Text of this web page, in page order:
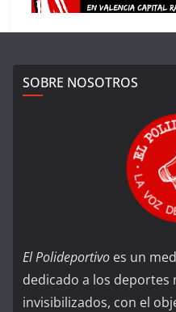
SOBRE NOSOTROS
El Polideportivo es un
dedicado a los
invisibilizados, con el